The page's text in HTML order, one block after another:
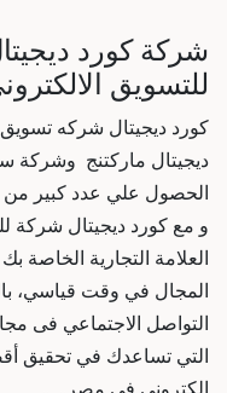
شركة كورد
للتسويق
كورد ديجيتال شركه تسويق
ديجيتال ماركتنج وشركة
الحصول علي عدد كبير من
و مع كورد ديجيتال شركة
العلامة التجارية
المجال في وقت قياسي،
التواصل الاجتماعي فى
التي تساعدك في تحقيق